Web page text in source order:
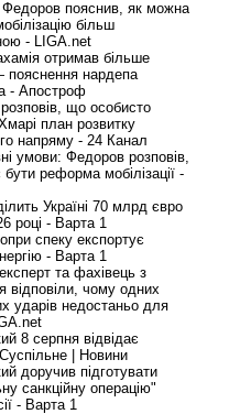
пояснив, як можна
більш
- LIGA.net
отримав більше
нардепа
- Апостроф
що особисто
план розвитку
напряму - 24 Канал
умови: Федоров розповів,
реформа мобілізації -
Україні 70 млрд євро
році - Варта 1
спеку експортує
- Варта 1
та фахівець з
відповіли, чому одних
ударів недостаньо для
8 серпня відвідає
| Новини
доручив підготувати
санкційну операцію"
- Варта 1